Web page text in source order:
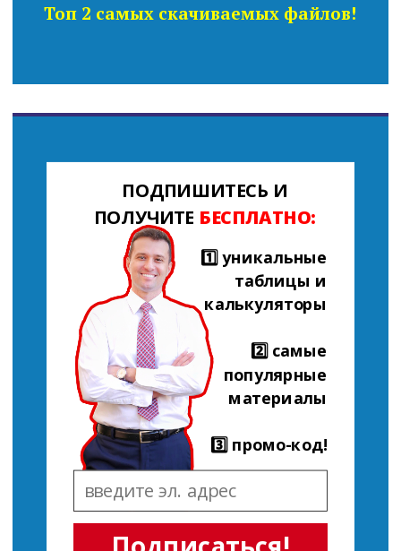
Топ 2 самых скачиваемых файлов!
ПОДПИШИТЕСЬ И
ПОЛУЧИТЕ БЕСПЛАТНО:
1️⃣ уникальные
таблицы и
калькуляторы
2️⃣ самые
популярные
материалы
3️⃣ промо-код!